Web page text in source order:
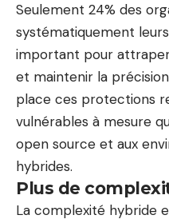
Seulement 24% des
systématiquement
important pour
et maintenir la
place ces protections
vulnérables à mesure
open source et aux
hybrides.
Plus de
La complexité hybride